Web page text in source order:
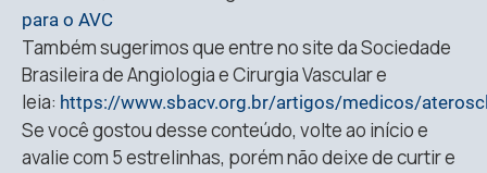
para o AVC
Também sugerimos que entre no site da Sociedade
Brasileira de Angiologia e Cirurgia Vascular e
leia: https://www.sbacv.org.br/artigos/medicos/
Se você gostou desse conteúdo, volte ao início e
avalie com 5 estrelinhas, porém não deixe de curtir e